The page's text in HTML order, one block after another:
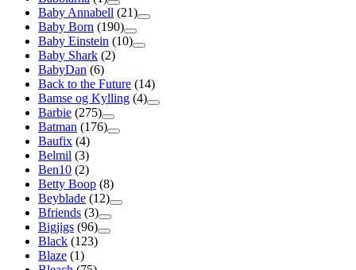
Baby Annabell (21)
Baby Born (190)
Baby Einstein (10)
Baby Shark (2)
BabyDan (6)
Back to the Future (14)
Bamse og Kylling (4)
Barbie (275)
Batman (176)
Baufix (4)
Belmil (3)
Ben10 (2)
Betty Boop (8)
Beyblade (12)
Bfriends (3)
Bigjigs (96)
Black (123)
Blaze (1)